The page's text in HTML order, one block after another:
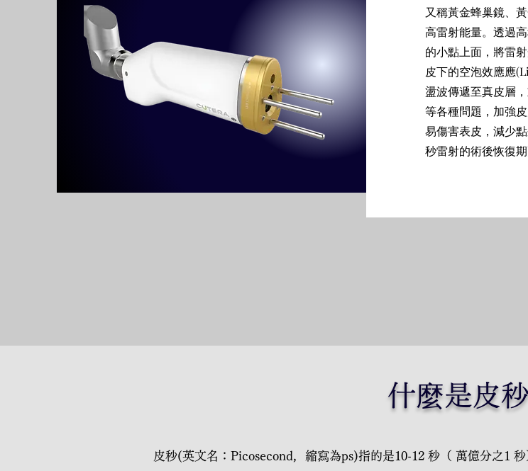
又稱黃金蜂巢鏡、
高雷射能量。透過
的小點上面，將雷
皮下的空泡效應應
盪波傳遞至真皮層
等各種問題，加強
易傷害表皮，減少
秒雷射的術後恢復期
什麼是皮
皮秒(英文名：Picosecond，縮寫為ps)指的是10-12 秒（ 萬億分之1